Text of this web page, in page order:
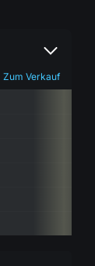
Zum Verkauf